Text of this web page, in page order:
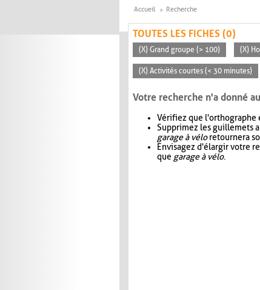
Accueil Recherche
TOUTES LES FICHES (0)
(X) Grand groupe (> 100) (X)
(X) Activités courtes (< 30 minutes)
Votre recherche n'a donné
Vérifiez que l'orthographe
Supprimez les guillemets
garage à véloretournera
Envisagez d'élargir votre
que garage à vélo.